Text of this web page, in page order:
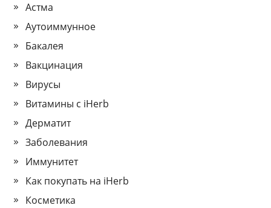
Астма
Аутоиммунное
Бакалея
Вакцинация
Вирусы
Витамины с iHerb
Дерматит
Заболевания
Иммунитет
Как покупать на iHerb
Косметика